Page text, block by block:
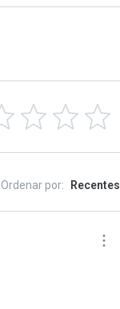
Ordenar por: Recentes